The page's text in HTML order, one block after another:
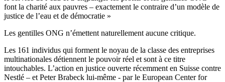
font la charité aux pauvres – exactement le contraire d’un modèle de
justice de l’eau et de démocratie »
Les gentilles ONG n’émettent naturellement aucune critique.
Les 161 individus qui forment le noyau de la classe des entreprises
multinationales détiennent le pouvoir réel et sont à ce titre
intouchables. L’action en justice ouverte récemment en Suisse contre
Nestlé – et Peter Brabeck lui-même - par le European Center for